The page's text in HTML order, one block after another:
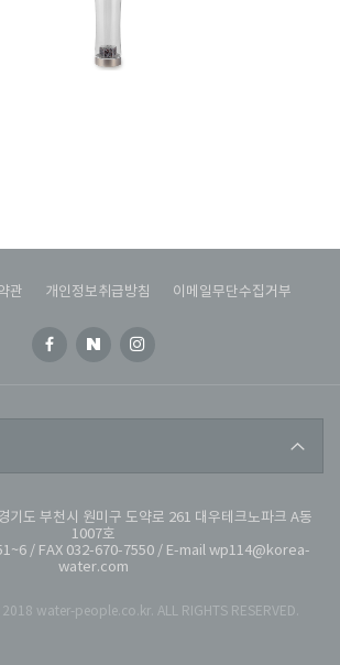
관 개인정보취급방침 이메일무단수집거부
기도 부천시 원미구 도약로 261 대우테크노파크 A동
1007호
/ FAX 032-670-7550 / E-mail wp114@korea-
water.com
water-people.co.kr. ALL RIGHTS RESERVED.